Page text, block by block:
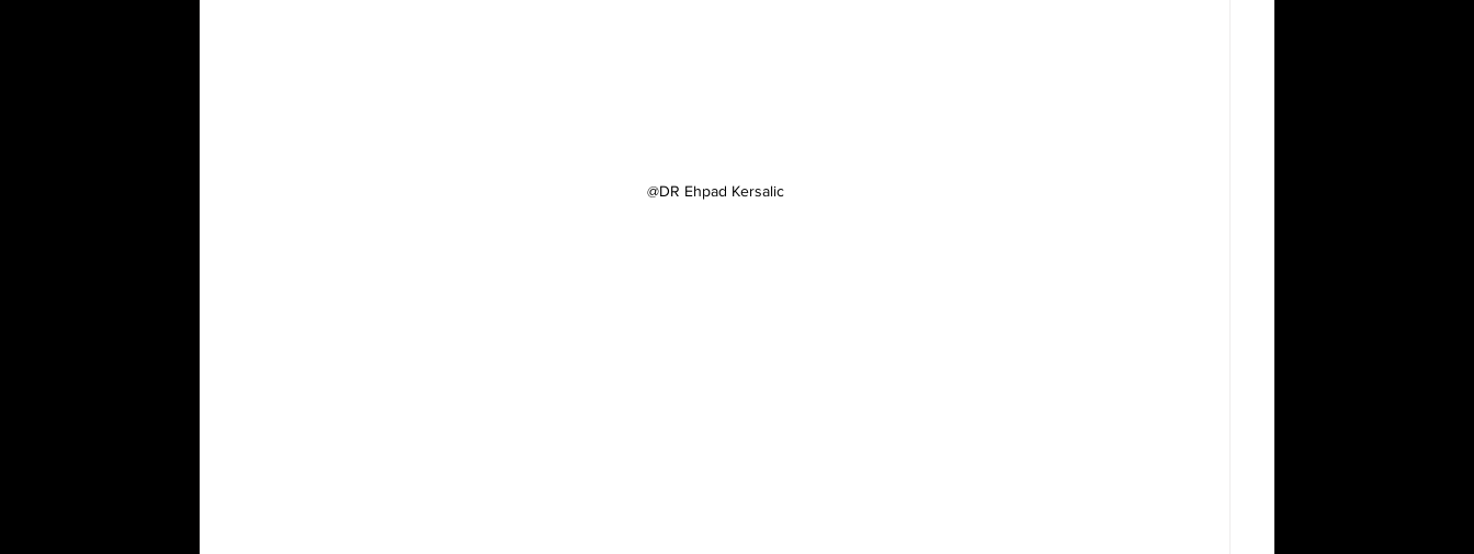
@DR Ehpad Kersalic